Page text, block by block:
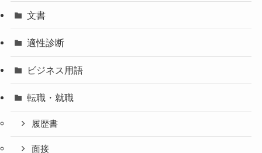
文書
適性診断
ビジネス用語
転職・就職
履歴書
面接